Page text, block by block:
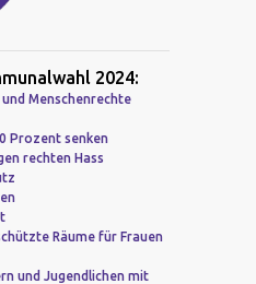
2024:
Menschenrechte
Prozent senken
rechten Hass
Räume für Frauen
und Jugendlichen mit